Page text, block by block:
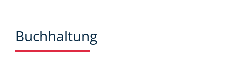
Buchhaltung